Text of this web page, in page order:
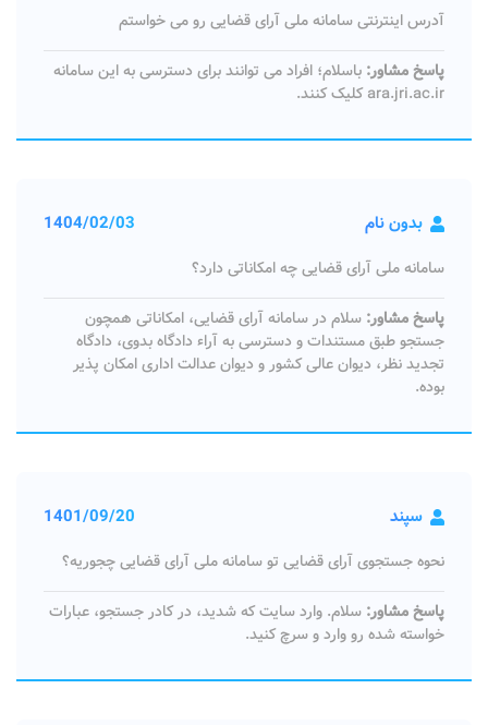
آدرس اینترنتی سامانه ملی آرای قضایی رو می خواستم
پاسخ مشاور: باسلام؛ افراد می توانند برای دسترسی به این سامانه
ara.jri.ac.ir کلیک کنند.
بدون نام 1404/02/03
سامانه ملی آرای قضایی چه امکاناتی دارد؟
پاسخ مشاور: سلام در سامانه آرای قضایی، امکاناتی همچون
جستجو طبق مستندات و دسترسی به آراء دادگاه بدوی، دادگاه
تجدید نظر، دیوان عالی کشور و دیوان عدالت اداری امکان پذیر
بوده.
سپند 1401/09/20
نحوه جستجوی آرای قضایی تو سامانه ملی آرای قضایی چجوریه؟
پاسخ مشاور: سلام. وارد سایت که شدید، در کادر جستجو، عبارات
خواسته شده رو وارد و سرچ کنید.